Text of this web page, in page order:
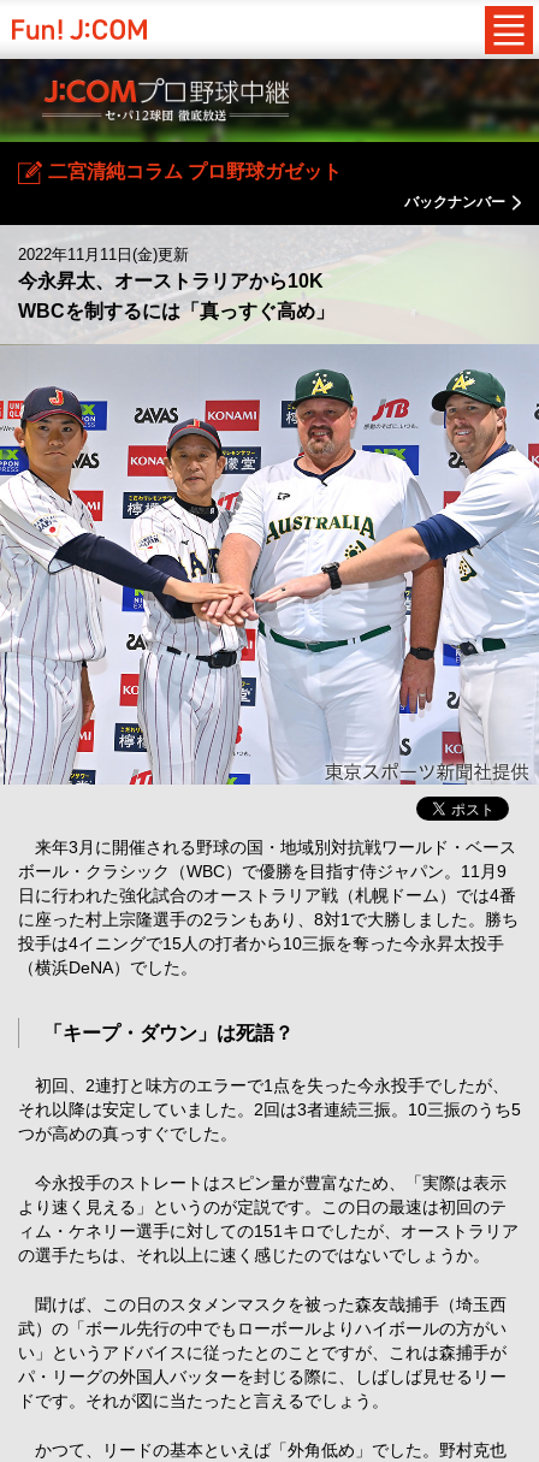
二宮清純コラム プロ野球ガゼット
バックナンバー
2022年11月11日(金)更新
今永昇太、オーストラリアから10K
WBCを制するには「真っすぐ高め」
来年3月に開催される野球の国・地域別対抗戦ワールド・ベース
ボール・クラシック（WBC）で優勝を目指す侍ジャパン。11月9
日に行われた強化試合のオーストラリア戦（札幌ドーム）では4番
に座った村上宗隆選手の2ランもあり、8対1で大勝しました。勝ち
投手は4イニングで15人の打者から10三振を奪った今永昇太投手
（横浜DeNA）でした。
「キープ・ダウン」は死語？
初回、2連打と味方のエラーで1点を失った今永投手でしたが、
それ以降は安定していました。2回は3者連続三振。10三振のうち5
つが高めの真っすぐでした。
今永投手のストレートはスピン量が豊富なため、「実際は表示
より速く見える」というのが定説です。この日の最速は初回のテ
ィム・ケネリー選手に対しての151キロでしたが、オーストラリア
の選手たちは、それ以上に速く感じたのではないでしょうか。
聞けば、この日のスタメンマスクを被った森友哉捕手（埼玉西
武）の「ボール先行の中でもローボールよりハイボールの方がい
い」というアドバイスに従ったとのことですが、これは森捕手が
パ・リーグの外国人バッターを封じる際に、しばしば見せるリー
ドです。それが図に当たったと言えるでしょう。
かつて、リードの基本といえば「外角低め」でした。野村克也